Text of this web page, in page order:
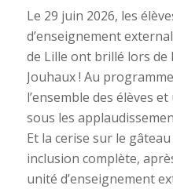
Le 29 juin 2026, les
d’enseignement
de Lille ont brillé lors de
Jouhaux ! Au
l’ensemble des élèves
sous les
Et la cerise sur le
inclusion complète,
unité d’enseignement